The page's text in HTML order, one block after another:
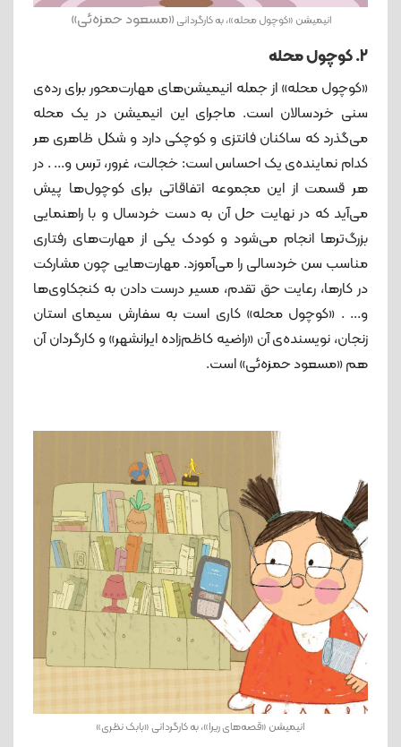
انیمیشن «کوچول محله»، به کارگردانی «مسعود حمزه‌ئی»
2. کوچول محله
«کوچول محله» از جمله انیمیشن‌های مهارت‌محور برای رده‌ی
سنی خردسالان است. ماجرای این انیمیشن در یک محله
می‌گذرد که ساکنان فانتزی و کوچکی دارد و شکل ظاهری هر
کدام نماینده‌ی یک احساس است: خجالت، غرور، ترس و... . در
هر قسمت از این مجموعه اتفاقاتی برای کوچول‌ها پیش
می‌آید که در نهایت حل آن به دست خردسال و با راهنمایی
بزرگ‌ترها انجام می‌شود و کودک یکی از مهارت‌های رفتاری
مناسب سن خردسالی را می‌آموزد. مهارت‌هایی چون مشارکت
در کارها، رعایت حق تقدم، مسیر درست دادن به کنجکاوی‌ها
و... . «کوچول محله» کاری است به سفارش سیمای استان
زنجان، نویسنده‌ی آن «راضیه کاظم‌زاده ایرانشهر» و کارگردان آن
هم «مسعود حمزه‌ئی» است.
انیمیشن «قصه‌های ریرا»، به کارگردانی «بابک نظری»